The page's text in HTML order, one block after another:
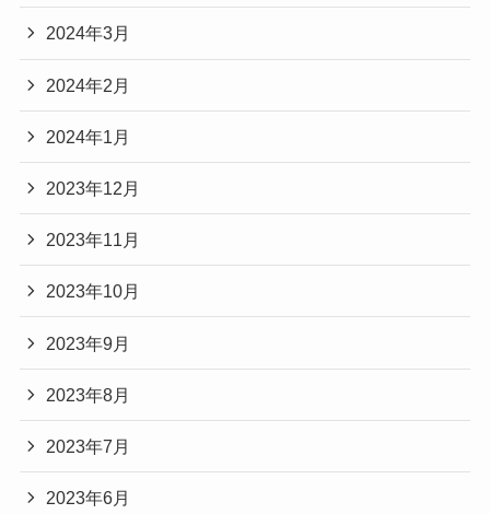
2024年3月
2024年2月
2024年1月
2023年12月
2023年11月
2023年10月
2023年9月
2023年8月
2023年7月
2023年6月